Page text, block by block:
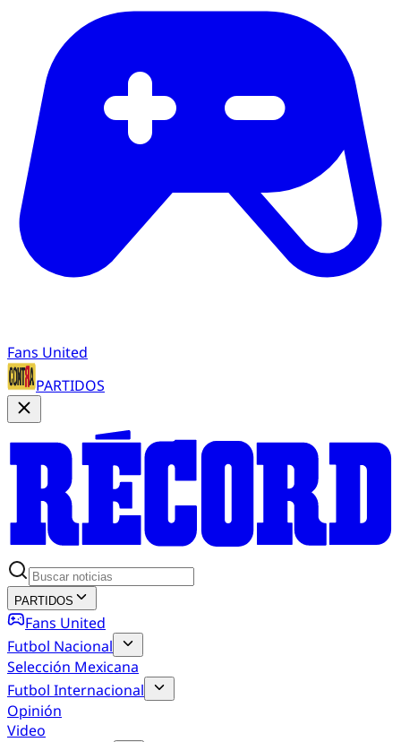
Fans United
PARTIDOS
PARTIDOS
Fans United
Futbol Nacional
Selección Mexicana
Futbol Internacional
Opinión
Video